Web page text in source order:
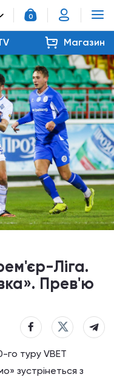
0
Магазин
Ліга.
Прев'ю
го туру VBET
зустрінеться з